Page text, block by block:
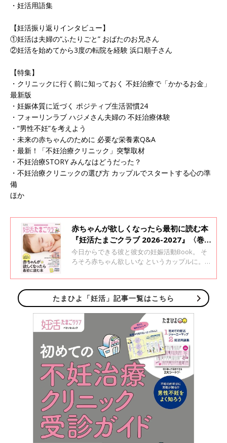
・妊活用語集
【妊活振り返りインタビュー】
①妊活は夫婦の“ふたりごと” おばたのお兄さん
②妊活を始めてから3度の転院を経験 浜口順子さん
【特集】
・クリニックに行く前に知っておく 不妊治療で「かかるお金」
最新版
・妊娠体質に近づく ポジティブ生活習慣24
・フォーリンラブ ハジメさん夫婦の 不妊治療体験
・“男性不妊”を考えよう
・未来の赤ちゃんのために 必要な栄養素Q&A
・最新！「不妊治療クリニック」突撃取材
・不妊治療STORY みんなはどうだった？
・不妊治療クリニックの選び方 カップルでスタートする心の準
備
ほか
赤ちゃんが欲しくなったら最初に読む本
『妊活たまごクラブ 2026-2027』〈巻
頭大特集〉どうしたら妊娠するのか知っ
ていますか？ 妊娠するための“基礎知
今日からできる彼と彼女の妊娠活動Book。 そ
ろそろ赤ちゃん欲しいな というカップルに。
たまひよ「妊活」記事一覧はこちら